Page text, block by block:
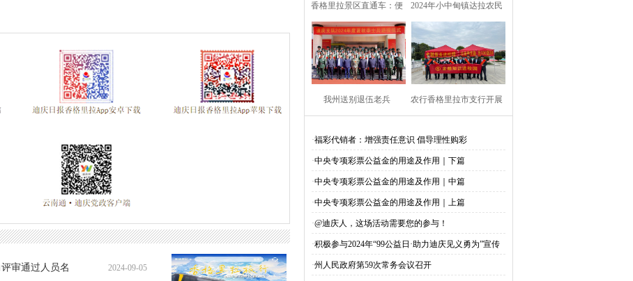
审通过人员名
2024-09-05
香格里拉景区直通车：便
捷出行，一站直达美景
2024年小中甸镇达拉农民
丰收节在团结村吉达木草
原举行
我州送别退伍老兵​ 农行香格里拉市支行开展
·福彩代销者：增强责任意识 倡导理性购彩
·中央专项彩票公益金的用途及作用｜下篇
·中央专项彩票公益金的用途及作用｜中篇
·中央专项彩票公益金的用途及作用｜上篇
·@迪庆人，这场活动需要您的参与！
·积极参与2024年“99公益日·助力迪庆见义勇为”宣传
募捐活动倡议书
·州人民政府第59次常务会议召开